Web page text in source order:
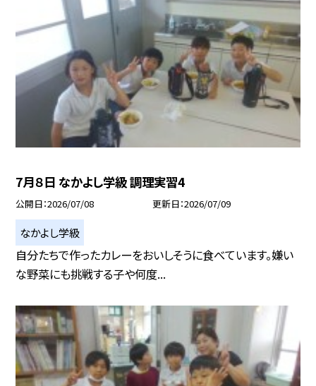
7月８日 なかよし学級 調理実習4
公開日 2026/07/08 更新日 2026/07/09
なかよし学級
自分たちで作ったカレーをおいしそうに食べています。嫌い
な野菜にも挑戦する子や何度...